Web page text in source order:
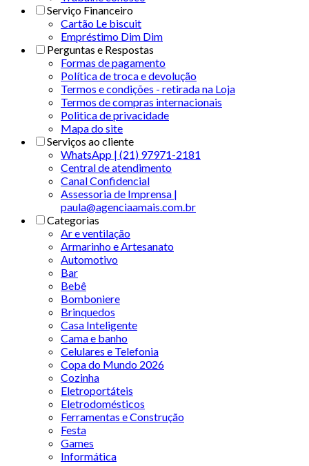
Serviço Financeiro
Cartão Le biscuit
Empréstimo Dim Dim
Perguntas e Respostas
Formas de pagamento
Política de troca e devolução
Termos e condições - retirada na Loja
Termos de compras internacionais
Politica de privacidade
Mapa do site
Serviços ao cliente
WhatsApp | (21) 97971-2181
Central de atendimento
Canal Confidencial
Assessoria de Imprensa |
paula@agenciaamais.com.br
Categorias
Ar e ventilação
Armarinho e Artesanato
Automotivo
Bar
Bebê
Bomboniere
Brinquedos
Casa Inteligente
Cama e banho
Celulares e Telefonia
Copa do Mundo 2026
Cozinha
Eletroportáteis
Eletrodomésticos
Ferramentas e Construção
Festa
Games
Informática